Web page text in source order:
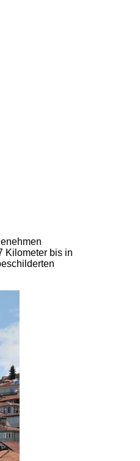
Kilometer bis in